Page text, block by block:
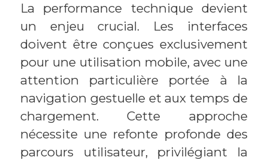
La performance technique devient
un enjeu crucial. Les interfaces
doivent être conçues exclusivement
pour une utilisation mobile, avec une
attention particulière portée à la
navigation gestuelle et aux temps de
chargement. Cette approche
nécessite une refonte profonde des
parcours utilisateur, privilégiant la